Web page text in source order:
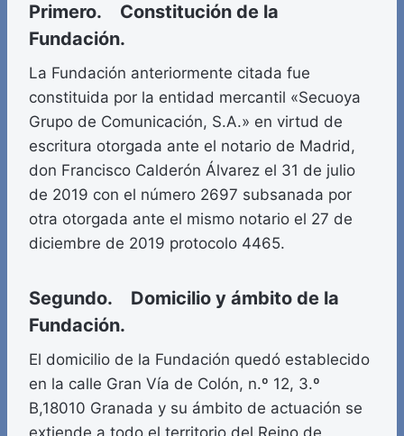
Primero. Constitución de la
Fundación.
La Fundación anteriormente citada fue
constituida por la entidad mercantil «Secuoya
Grupo de Comunicación, S.A.» en virtud de
escritura otorgada ante el notario de Madrid,
don Francisco Calderón Álvarez el 31 de julio
de 2019 con el número 2697 subsanada por
otra otorgada ante el mismo notario el 27 de
diciembre de 2019 protocolo 4465.
Segundo. Domicilio y ámbito de la
Fundación.
El domicilio de la Fundación quedó establecido
en la calle Gran Vía de Colón, n.º 12, 3.º
B,18010 Granada y su ámbito de actuación se